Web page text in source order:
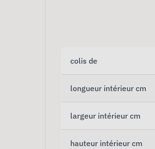
colis de
longueur intérieur cm
largeur intérieur cm
hauteur intérieur cm